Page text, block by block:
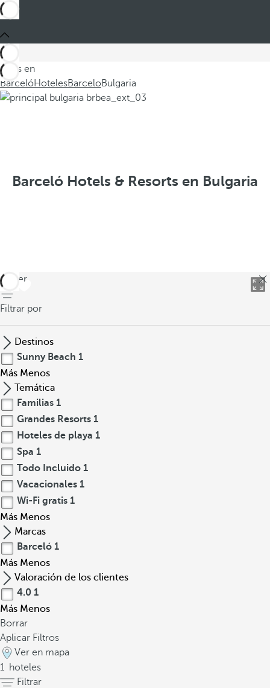
Estás en
BarcelóHotelesBarceloBulgaria
Barceló Hotels & Resorts en Bulgaria
volver
Filtrar por
Destinos
Sunny Beach 1
Más Menos
Temática
Familias 1
Grandes Resorts 1
Hoteles de playa 1
Spa 1
Todo Incluido 1
Vacacionales 1
Wi-Fi gratis 1
Más Menos
Marcas
Barceló 1
Más Menos
Valoración de los clientes
4.0 1
Más Menos
Borrar
Aplicar Filtros
Ver en mapa
1 hoteles
Filtrar